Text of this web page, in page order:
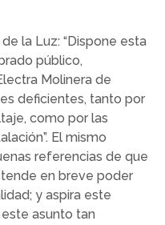
la Luz: “Dispone esta
público,
Molinera de
deficientes, tanto por
como por las
El mismo
referencias de que
en breve poder
y aspira este
asunto tan